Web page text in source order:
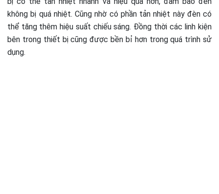
không bị quá nhiệt. Cũng nhờ có phần tản nhiệt này đèn có
thể tăng thêm hiệu suất chiếu sáng. Đồng thời các linh kiện
bên trong thiết bị cũng được bền bỉ hơn trong quá trình sử
dụng.